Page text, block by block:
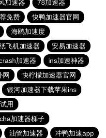
加速器
78加速器
免费
快鸭加速器官网
海鸥加速度
飞机加速器
安易加速器
加速器
ins加速神器
网
快柠檬加速器官网
银河加速器下载苹果ins
用
加速器梯子
油管加速器 冲鸭加速app